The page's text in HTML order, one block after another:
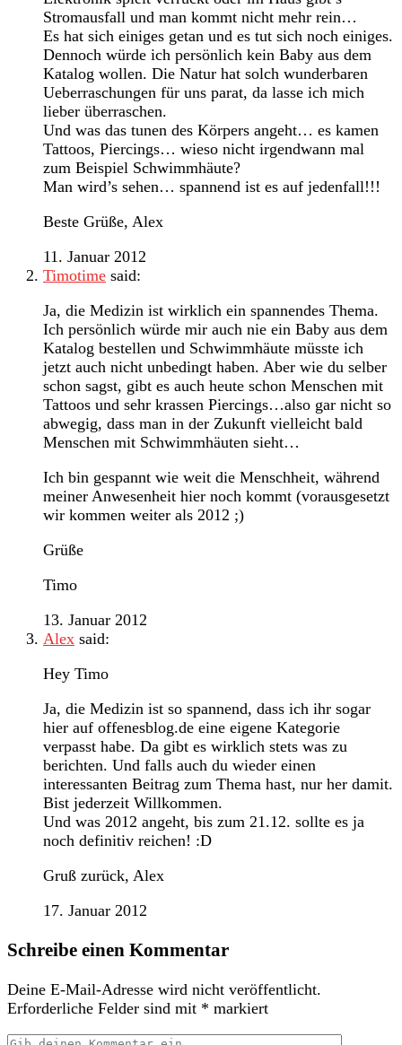
Stromausfall und man kommt nicht mehr rein…
Es hat sich einiges getan und es tut sich noch einiges.
Dennoch würde ich persönlich kein Baby aus dem
Katalog wollen. Die Natur hat solch wunderbaren
Ueberraschungen für uns parat, da lasse ich mich
lieber überraschen.
Und was das tunen des Körpers angeht… es kamen
Tattoos, Piercings… wieso nicht irgendwann mal
zum Beispiel Schwimmhäute?
Man wird’s sehen… spannend ist es auf jedenfall!!!
Beste Grüße, Alex
11. Januar 2012
Timotime said:
Ja, die Medizin ist wirklich ein spannendes Thema.
Ich persönlich würde mir auch nie ein Baby aus dem
Katalog bestellen und Schwimmhäute müsste ich
jetzt auch nicht unbedingt haben. Aber wie du selber
schon sagst, gibt es auch heute schon Menschen mit
Tattoos und sehr krassen Piercings…also gar nicht so
abwegig, dass man in der Zukunft vielleicht bald
Menschen mit Schwimmhäuten sieht…
Ich bin gespannt wie weit die Menschheit, während
meiner Anwesenheit hier noch kommt (vorausgesetzt
wir kommen weiter als 2012 ;)
Grüße
Timo
13. Januar 2012
Alex said:
Hey Timo
Ja, die Medizin ist so spannend, dass ich ihr sogar
hier auf offenesblog.de eine eigene Kategorie
verpasst habe. Da gibt es wirklich stets was zu
berichten. Und falls auch du wieder einen
interessanten Beitrag zum Thema hast, nur her damit.
Bist jederzeit Willkommen.
Und was 2012 angeht, bis zum 21.12. sollte es ja
noch definitiv reichen! :D
Gruß zurück, Alex
17. Januar 2012
Schreibe einen Kommentar
Deine E-Mail-Adresse wird nicht veröffentlicht.
Erforderliche Felder sind mit * markiert